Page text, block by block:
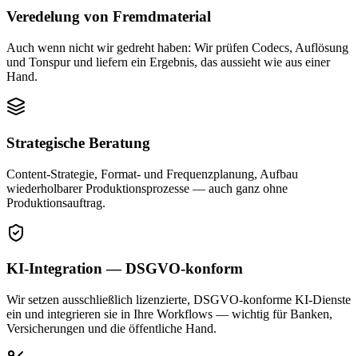
Veredelung von Fremdmaterial
Auch wenn nicht wir gedreht haben: Wir prüfen Codecs, Auflösung
und Tonspur und liefern ein Ergebnis, das aussieht wie aus einer
Hand.
Strategische Beratung
Content-Strategie, Format- und Frequenzplanung, Aufbau
wiederholbarer Produktionsprozesse — auch ganz ohne
Produktionsauftrag.
KI-Integration — DSGVO-konform
Wir setzen ausschließlich lizenzierte, DSGVO-konforme KI-Dienste
ein und integrieren sie in Ihre Workflows — wichtig für Banken,
Versicherungen und die öffentliche Hand.